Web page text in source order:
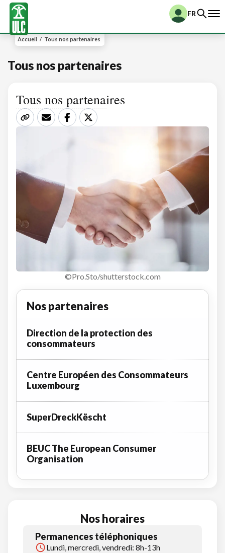
FR
Accueil / Tous nos partenaires
Tous nos partenaires
Tous nos partenaires
©Pro.Sto/shutterstock.com
Nos partenaires
Direction de la protection des
consommateurs
Centre Européen des Consommateurs
Luxembourg
SuperDreckKëscht
BEUC The European Consumer
Organisation
Nos horaires
Permanences téléphoniques
Lundi, mercredi, vendredi: 8h-13h